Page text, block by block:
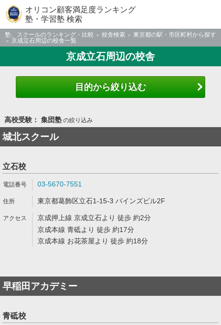
オリコン顧客満足度ランキング
塾・学習塾 検索
塾、スクールのランキング・比較 校舎検索
東京都の駅・市区町村から探す
京成立石周辺の校舎一覧
京成立石周辺の校舎
目的から絞り込む
高校受験： 集団塾の絞り込み
城北スクール
立石校
03-5670-7551
東京都葛飾区立石1-15-3 パインズビル2F
京成押上線 京成立石より 徒歩 約2分
京成本線 青砥より 徒歩 約17分
京成本線 お花茶屋より 徒歩 約18分
早稲田アカデミー
青砥校